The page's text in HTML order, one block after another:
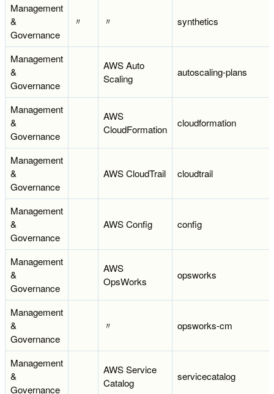
Management
&
Governance
〃 〃 synthetics
Management
&
Governance
AWS Auto
Scaling
autoscaling-plans
Management
&
Governance
AWS
CloudFormation
cloudformation
Management
&
Governance
AWS CloudTrail cloudtrail
Management
&
Governance
AWS Config config
Management
&
Governance
AWS
OpsWorks
opsworks
Management
&
Governance
〃 opsworks-cm
Management
&
Governance
AWS Service
Catalog
servicecatalog